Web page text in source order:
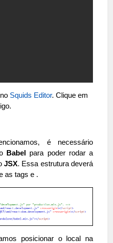
Squids Editor. Clique em
é necessário
Babel para poder rodar a
JSX. Essa estrutura deverá
as tags e .
posicionar o local na